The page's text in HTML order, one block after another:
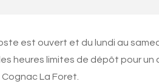
est ouvert et du lundi au
heures limites de dépôt pour
La Foret.